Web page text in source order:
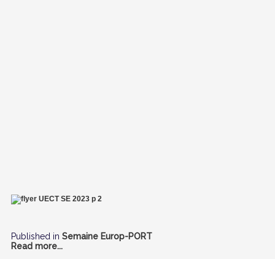
Published in Semaine Europ-PORT
Read more...